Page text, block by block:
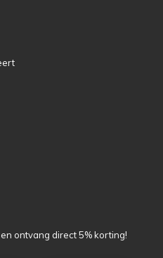
ontvang direct 5% korting!